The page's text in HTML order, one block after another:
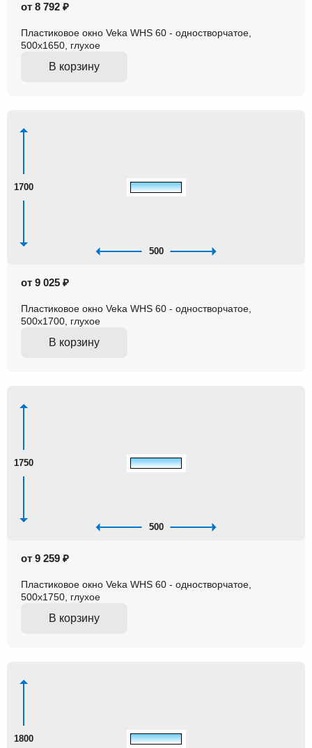
от 8 792 ₽
Пластиковое окно Veka WHS 60 - одностворчатое,
500x1650, глухое
В корзину
1700
500
от 9 025 ₽
Пластиковое окно Veka WHS 60 - одностворчатое,
500x1700, глухое
В корзину
1750
500
от 9 259 ₽
Пластиковое окно Veka WHS 60 - одностворчатое,
500x1750, глухое
В корзину
1800